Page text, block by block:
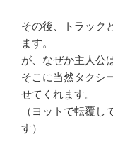
その後、トラック
ます。
が、なぜか主人公
そこに当然タクシ
せてくれます。
（ヨットで転覆
す）